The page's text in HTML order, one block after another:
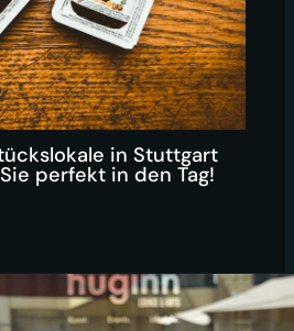
in Stuttgart
perfekt in den Tag!